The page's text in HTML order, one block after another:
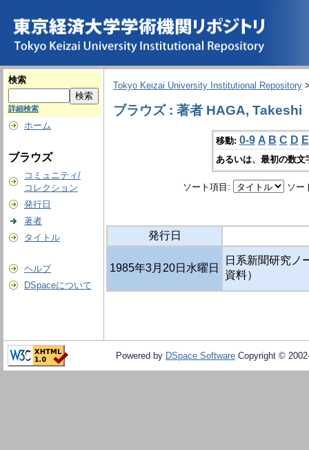
検索
詳細検索
ホーム
ブラウズ
コミュニティ/
コレクション
発行日
著者
タイトル
ヘルプ
DSpaceについて
Tokyo Keizai University Institutional Repository
ブラウズ : 著者 HAGA, Takeshi
移動: 0-9 A B C D E
あるいは、最初の数
ソート項目: ソー
発行日
1985年3月20日水曜日
日系新聞研究ノ
資料）
Powered by DSpace Software Copyright ©